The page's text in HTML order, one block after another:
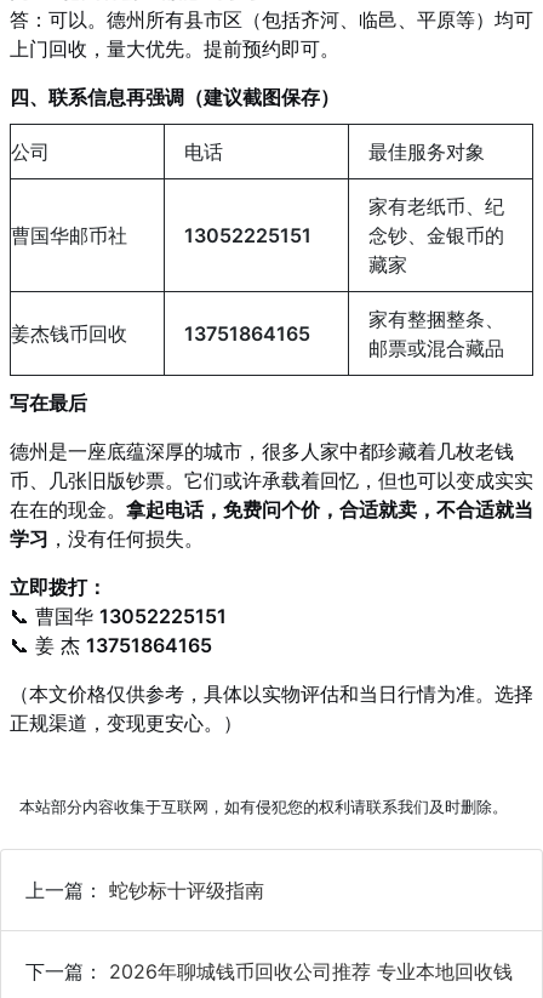
答：可以。德州所有县市区（包括齐河、临邑、平原等）均可
上门回收，量大优先。提前预约即可。
四、联系信息再强调（建议截图保存）
公司 电话 最佳服务对象
曹国华邮币社 13052225151
家有老纸币、纪
念钞、金银币的
藏家
姜杰钱币回收 13751864165
家有整捆整条、
邮票或混合藏品
写在最后
德州是一座底蕴深厚的城市，很多人家中都珍藏着几枚老钱
币、几张旧版钞票。它们或许承载着回忆，但也可以变成实实
在在的现金。 拿起电话，免费问个价，合适就卖，不合适就当
学习 ，没有任何损失。
立即拨打：
📞 曹国华 13052225151
📞 姜 杰 13751864165
（本文价格仅供参考，具体以实物评估和当日行情为准。选择
正规渠道，变现更安心。）
本站部分内容收集于互联网，如有侵犯您的权利请联系我们及时删除。
上一篇： 蛇钞标十评级指南
下一篇： 2026年聊城钱币回收公司推荐 专业本地回收钱